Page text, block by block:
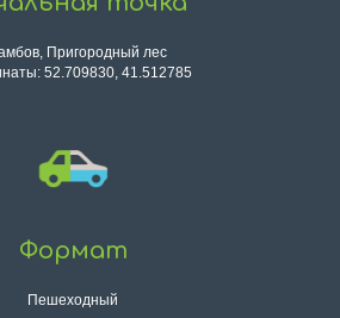
Пригородный лес
52.709830, 41.512785
Формат
Пешеходный